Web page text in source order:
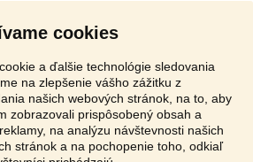
cookies
a ďalšie technológie sledovania
na zlepšenie vášho zážitku z
našich webových stránok, na to, aby
zobrazovali prispôsobený obsah a
na analýzu návštevnosti našich
stránok a na pochopenie toho, odkiaľ
Mercedes-Benz GLK 2014 220CDI auto kupované
Slovensku som druh ...
Zámky - 940 02
9 300 €